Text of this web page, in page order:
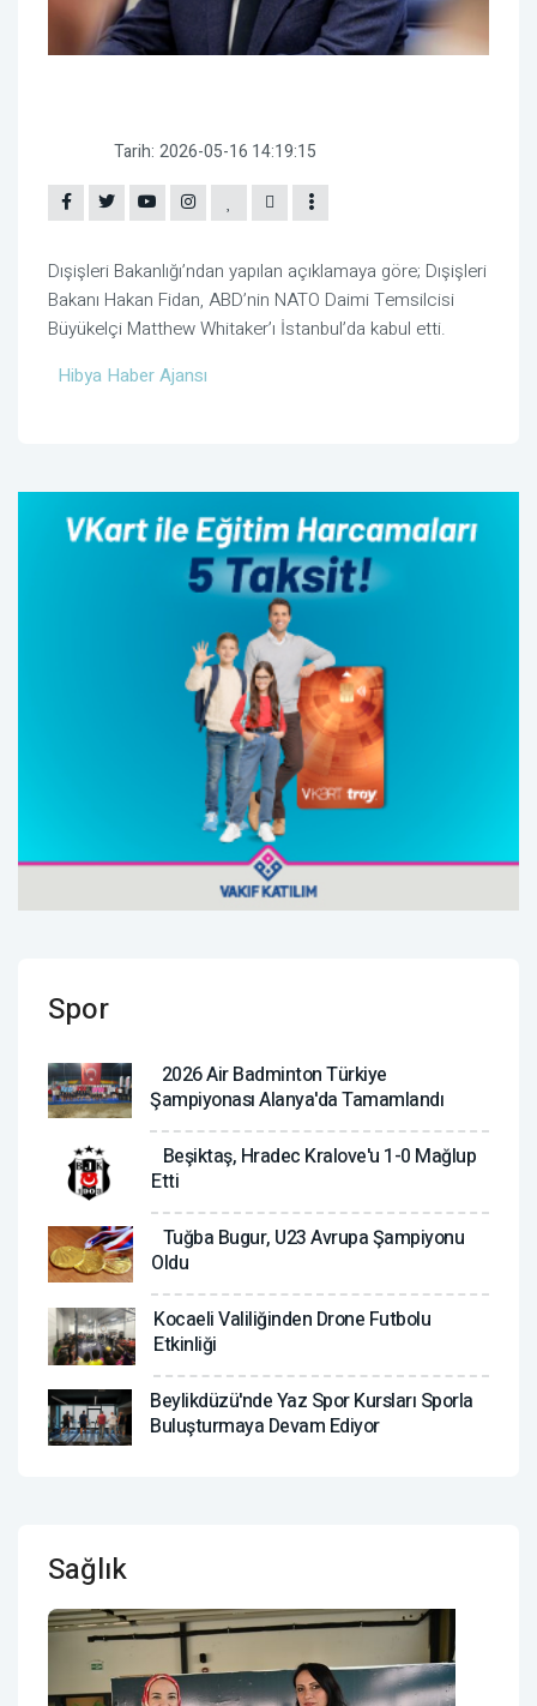
Tarih: 2026-05-16 14:19:15
Dışişleri Bakanlığı’ndan yapılan açıklamaya göre; Dışişleri
Bakanı Hakan Fidan, ABD’nin NATO Daimi Temsilcisi
Büyükelçi Matthew Whitaker’ı İstanbul’da kabul etti.
Hibya Haber Ajansı
Spor
2026 Air Badminton Türkiye
Şampiyonası Alanya'da Tamamlandı
Beşiktaş, Hradec Kralove'u 1-0 Mağlup
Etti
Tuğba Bugur, U23 Avrupa Şampiyonu
Oldu
Kocaeli Valiliğinden Drone Futbolu
Etkinliği
Beylikdüzü'nde Yaz Spor Kursları Sporla
Buluşturmaya Devam Ediyor
Sağlık